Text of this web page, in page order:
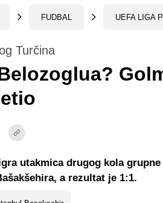
FUDBAL UEFA LIGA
Turčina
utakmica drugog kola
a rezultat je 1:1.